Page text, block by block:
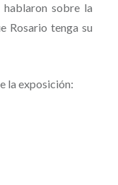
sobre la
Rosario tenga su
la exposición: